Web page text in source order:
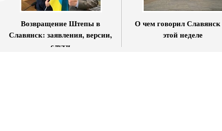
Возвращение Штепы в
Славянск: заявления, версии,
слухи
О чем говорил
этой неделе